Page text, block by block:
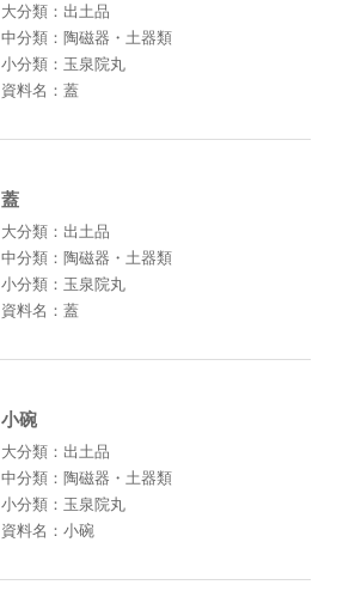
大分類：出土品
中分類：陶磁器・土器類
小分類：玉泉院丸
資料名：蓋
蓋
大分類：出土品
中分類：陶磁器・土器類
小分類：玉泉院丸
資料名：蓋
小碗
大分類：出土品
中分類：陶磁器・土器類
小分類：玉泉院丸
資料名：小碗